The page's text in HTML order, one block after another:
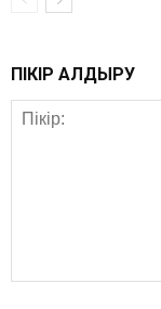
ПІКІР ҚАЛДЫРУ